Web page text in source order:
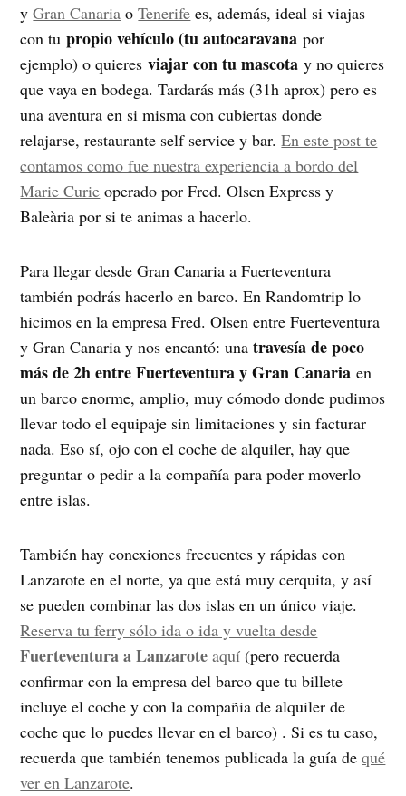
yGran Canaria oTenerife es, además, ideal si viajas
con tupropio vehículo (tu autocaravana por
ejemplo) o quieresviajar con tu mascota y no quieres
que vaya en bodega. Tardarás más (31h aprox) pero es
una aventura en si misma con cubiertas donde
relajarse, restaurante self service y bar.En este post te
contamos como fue nuestra experiencia a bordo del
Marie Curie operado por Fred. Olsen Express y
Baleària por si te animas a hacerlo.
Para llegar desde Gran Canaria a Fuerteventura
también podrás hacerlo en barco. En Randomtrip lo
hicimos en la empresa Fred. Olsen entre Fuerteventura
y Gran Canaria y nos encantó: unatravesía de poco
más de 2h entre Fuerteventura y Gran Canaria en
un barco enorme, amplio, muy cómodo donde pudimos
llevar todo el equipaje sin limitaciones y sin facturar
nada. Eso sí, ojo con el coche de alquiler, hay que
preguntar o pedir a la compañía para poder moverlo
entre islas.
También hay conexiones frecuentes y rápidas con
Lanzarote en el norte, ya que está muy cerquita, y así
se pueden combinar las dos islas en un único viaje.
Reserva tu ferry sólo ida o ida y vuelta desde
Fuerteventura a Lanzaroteaquí (pero recuerda
confirmar con la empresa del barco que tu billete
incluye el coche y con la compañia de alquiler de
coche que lo puedes llevar en el barco) . Si es tu caso,
recuerda que también tenemos publicada la guía dequé
ver en Lanzarote.